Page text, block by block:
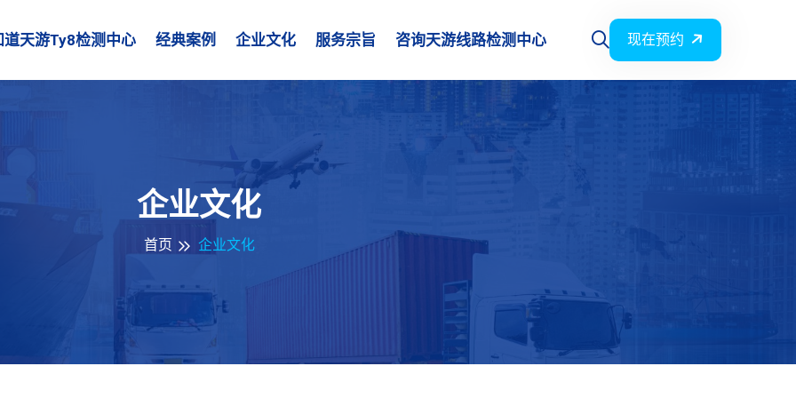
道天游ty8检测中心 经典案例 企业文化 服务宗旨 咨询天游线路检测中心 现在预约
企业文化
首页 企业文化